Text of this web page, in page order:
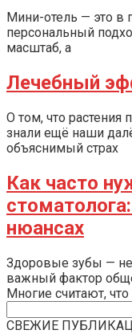
Мини-отель — это в
персональный
масштаб, а
Лечебный
О том, что растения
знали ещё наши
объяснимый страх
Как часто
нюансах
Здоровые зубы — не
важный фактор
Многие считают, что
СВЕЖИЕ